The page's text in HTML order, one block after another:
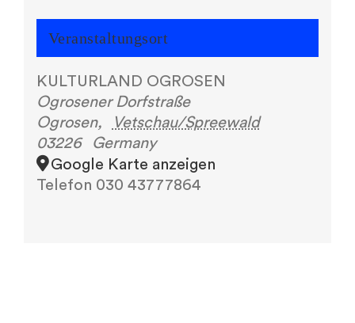
Veranstaltungsort
KULTURLAND OGROSEN
Ogrosener Dorfstraße
Ogrosen,
Vetschau/Spreewald
03226
Germany
Google Karte anzeigen
Telefon 030 43777864